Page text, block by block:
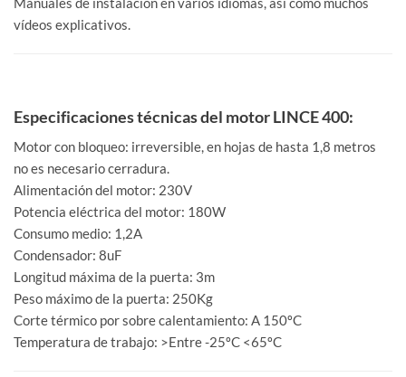
vídeos explicativos.
Especificaciones técnicas del motor LINCE 400:
Motor con bloqueo: irreversible, en hojas de hasta 1,8 metros
no es necesario cerradura.
Alimentación del motor: 230V
Potencia eléctrica del motor: 180W
Consumo medio: 1,2A
Condensador: 8uF
Longitud máxima de la puerta: 3m
Peso máximo de la puerta: 250Kg
Corte térmico por sobre calentamiento: A 150ºC
Temperatura de trabajo: >Entre -25ºC <65ºC